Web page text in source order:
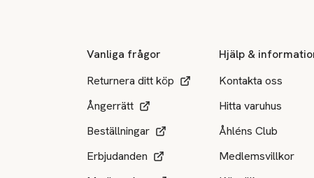
Vanliga frågor
Returnera ditt köp
Ångerrätt
Beställningar
Erbjudanden
Hjälp &
Kontakta oss
Hitta varuhus
Åhléns Club
Medlemsvillkor